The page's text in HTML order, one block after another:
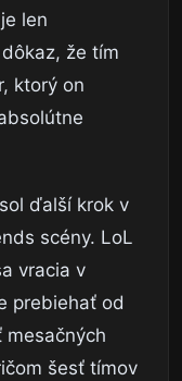
len
že tím
ktorý on
ďalší krok v
scény. LoL
vracia v
prebiehať od
mesačných
šesť tímov